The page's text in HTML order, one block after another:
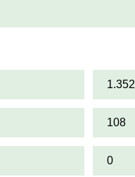
1.352
108
0